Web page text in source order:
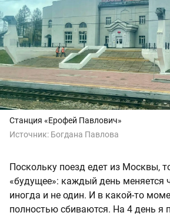
Станция «Ерофей Павлович»
Источник: Богдана Павлова
Поскольку поезд едет из Москвы,
«будущее»: каждый день меняется
иногда и не один. И в какой-то
полностью сбиваются. На 4 день я